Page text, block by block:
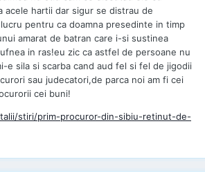
acele hartii dar sigur se distrau de
pentru ca doamna presedinte in timp
amarat de batran care i-si sustinea
in ras!eu zic ca astfel de persoane nu
e sila si scarba cand aud fel si fel de jigodii
sau judecatori,de parca noi am fi cei
cei buni!
stiri/prim-procuror-din-sibiu-retinut-de-